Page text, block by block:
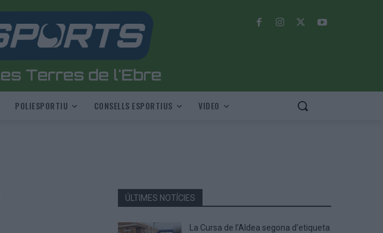
POLIESPORTIU CONSELLS ESPORTIUS VIDEO
ÚLTIMES NOTÍCIES
La Cursa de l’Aldea segona d’etiqueta